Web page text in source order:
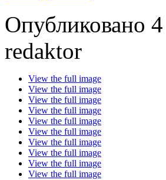
Опубликовано 4
redaktor
View the full image
View the full image
View the full image
View the full image
View the full image
View the full image
View the full image
View the full image
View the full image
View the full image